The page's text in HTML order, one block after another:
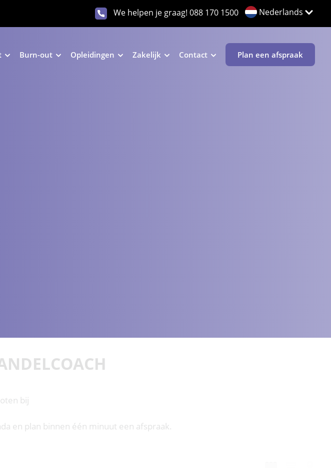
We helpen je graag! 088 170 1500 Nederlands
Burn-out Opleidingen Zakelijk Contact Plan een afspraak
en plan binnen één minuut een afspraak.